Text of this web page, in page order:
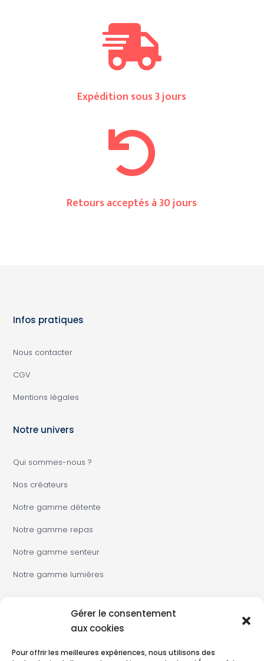
Gérer le consentement
aux cookies
Pour offrir les meilleures expériences, nous utilisons des

Expédition sous 3 jours

Retours acceptés à 30 jours
Infos pratiques
Nous contacter
CGV
Mentions légales
Notre univers
Qui sommes-nous ?
Nos créateurs
Notre gamme détente
Notre gamme repas
Notre gamme senteur
Notre gamme lumières